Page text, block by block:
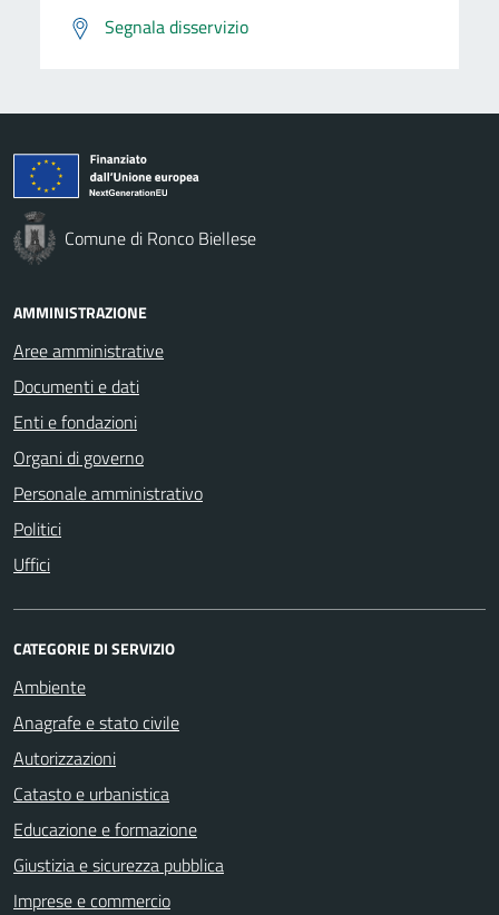
Segnala disservizio
Comune di Ronco Biellese
AMMINISTRAZIONE
Aree amministrative
Documenti e dati
Enti e fondazioni
Organi di governo
Personale amministrativo
Politici
Uffici
CATEGORIE DI SERVIZIO
Ambiente
Anagrafe e stato civile
Autorizzazioni
Catasto e urbanistica
Educazione e formazione
Giustizia e sicurezza pubblica
Imprese e commercio